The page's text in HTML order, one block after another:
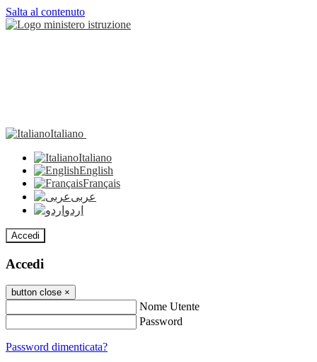
Salta al contenuto
Italiano
Italiano
English
Français
عربى
اردو
Accedi
Accedi
button close ×
Nome Utente
Password
Password dimenticata?